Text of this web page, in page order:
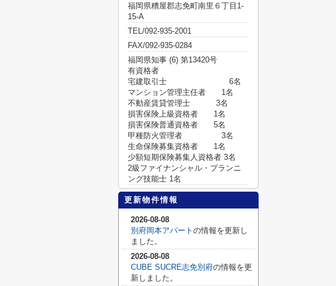
福岡県糟屋郡志免町南里６丁目1-
15-A
TEL/092-935-2001
FAX/092-935-0284
福岡県知事 (6) 第13420号
有資格者
宅建取引士 6名
マンション管理主任者 1名
不動産賃貸管理士 3名
損害保険上級資格者 1名
損害保険普通資格者 5名
甲種防火管理者 3名
生命保険募集資格者 1名
少額短期保険募集人資格者 3名
2級ファイナンシャル・プランニ
ング技能士 1名
更新物件情報
2026-08-08
別府岡本アパート の情報を更新し
ました。
2026-08-08
CUBE SUCRE志免別府の情報を更
新しました。